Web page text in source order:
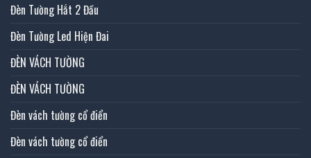
Đèn Tường Hắt 2 Đầu
Đèn Tường Led Hiện Đai
ĐÈN VÁCH TƯỜNG
ĐÈN VÁCH TƯỜNG
Đèn vách tường cổ điển
Đèn vách tường cổ điển